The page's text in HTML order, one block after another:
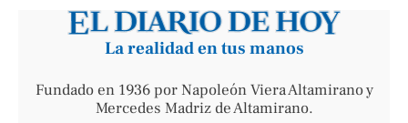
La realidad en tus manos
Fundado en 1936 por Napoleón Viera Altamirano y
Mercedes Madriz de Altamirano.